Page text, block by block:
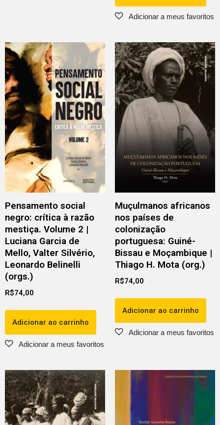
Pensamento social
negro: crítica à razão
mestiça. Volume 2 |
Luciana Garcia de
Mello, Valter Silvério,
Leonardo Belinelli
(orgs.)
R$74,00
Adicionar ao carrinho
Muçulmanos africanos
nos países de
colonização
portuguesa: Guiné-
Bissau e Moçambique |
Thiago H. Mota (org.)
R$74,00
Adicionar ao carrinho